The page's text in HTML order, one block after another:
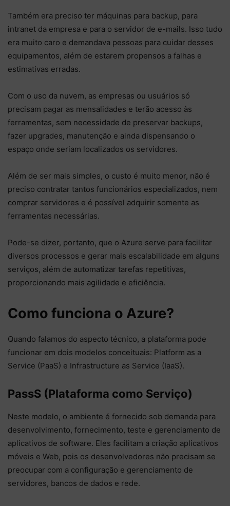
Também era preciso ter máquinas para backup, para
intranet da empresa e para o servidor de e-mails. Isso tudo
era muito caro e demandava pessoas para cuidar desses
equipamentos, além de estarem propensos a falhas e
estimativas erradas.
Com o uso da nuvem, as empresas ou usuários só
precisam pagar as mensalidades e terão acesso às
ferramentas, sem necessidade de preservar backups,
fazer upgrades, manutenção e ainda dispensando o
espaço onde seriam localizados os servidores.
Além de ser mais simples, o custo é muito menor, não é
preciso contratar tantos funcionários especializados, nem
comprar servidores e é possível adquirir somente as
ferramentas necessárias.
Pode-se dizer, portanto, que o Azure serve para facilitar
diversos processos e gerar mais escalabilidade em alguns
serviços, além de automatizar tarefas repetitivas,
proporcionando mais agilidade e eficiência.
Como funciona o Azure?
Quando falamos do aspecto técnico, a plataforma pode
funcionar em dois modelos conceituais: Platform as a
Service (PaaS) e Infrastructure as Service (IaaS).
PassS (Plataforma como Serviço)
Neste modelo, o ambiente é fornecido sob demanda para
desenvolvimento, fornecimento, teste e gerenciamento de
aplicativos de software. Eles facilitam a criação aplicativos
móveis e Web, pois os desenvolvedores não precisam se
preocupar com a configuração e gerenciamento de
servidores, bancos de dados e rede.